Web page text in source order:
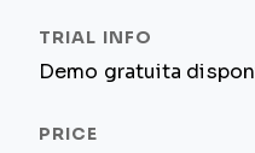
Demo gratuita